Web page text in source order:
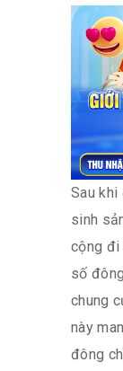
Sau
sinh
cộng đi
số
chung
này
đông